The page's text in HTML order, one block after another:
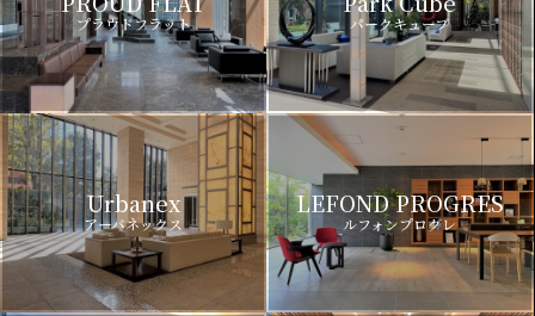
プラウドフラット パークキューブ
Urbanex
アーバネックス
LEFOND PROGRES
ルフォンプログレ